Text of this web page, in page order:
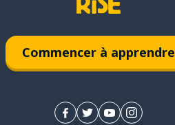
Commencer à apprendre